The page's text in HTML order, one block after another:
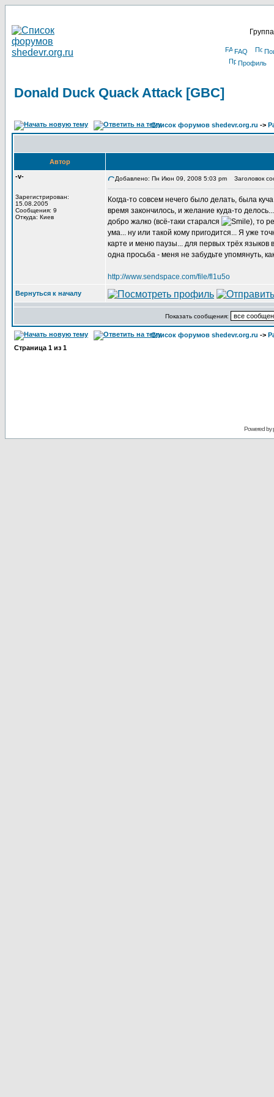
FAQ
Профиль
Donald Duck Quack Attack [GBC]
Список форумов shedevr.org.ru ->
Автор
-v-
Зарегистрирован:
15.08.2005
Сообщения: 9
Откуда: Киев
Добавлено: Пн Июн 09, 2008 5:03 pm Заголовок
Когда-то совсем нечего было делать, была
время закончилось, и желание куда-то
добро жалко (всё-таки старался
), то
ума... ну или такой кому пригодится... Я уже
карте и меню паузы... для первых трёх языков
одна просьба - меня не забудьте упомянуть,
http://www.sendspace.com/file/fl1u5o
Вернуться к началу
Показать сообщения:
Список форумов shedevr.org.ru ->
Страница 1 из 1
Powered by